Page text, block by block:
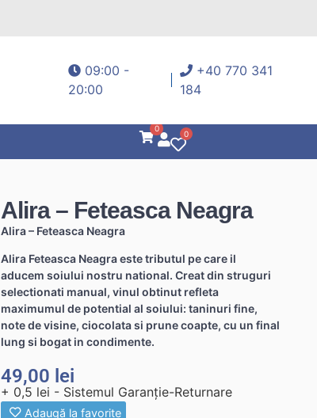
09:00 -
20:00
+40 770 341
184
0
0
Alira – Feteasca Neagra
Alira – Feteasca Neagra
Alira Feteasca Neagra este tributul pe care il
aducem soiului nostru national. Creat din struguri
selectionati manual, vinul obtinut refleta
maximumul de potential al soiului: taninuri fine,
note de visine, ciocolata si prune coapte, cu un final
lung si bogat in condimente.
49,00 lei
+ 0,5 lei - Sistemul Garanție-Returnare
Adaugă la favorite